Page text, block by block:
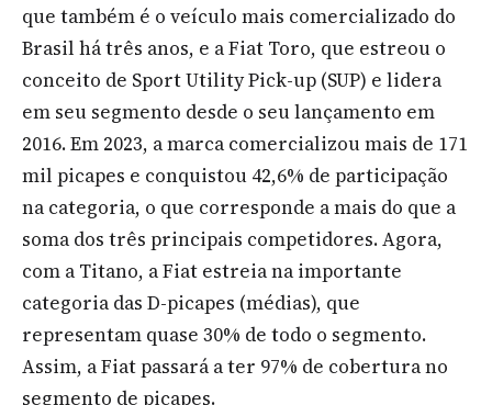
que também é o veículo mais comercializado do
Brasil há três anos, e a Fiat Toro, que estreou o
conceito de Sport Utility Pick-up (SUP) e lidera
em seu segmento desde o seu lançamento em
2016. Em 2023, a marca comercializou mais de 171
mil picapes e conquistou 42,6% de participação
na categoria, o que corresponde a mais do que a
soma dos três principais competidores. Agora,
com a Titano, a Fiat estreia na importante
categoria das D-picapes (médias), que
representam quase 30% de todo o segmento.
Assim, a Fiat passará a ter 97% de cobertura no
segmento de picapes.